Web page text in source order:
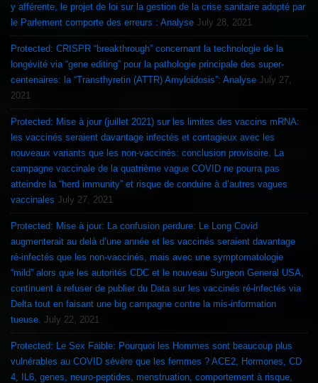
y afférente, le projet de loi sur la gestion de la crise sanitaire adopté par
le Parlement comporte des erreurs : Analyse July 28, 2021
Protected: CRISPR “breakthrough” concernant la technologie de la
longévité via “gene editing” pour la pathologie principale des super-
centenaires: la “Transthyretin (ATTR) Amyloidosis”: Analyse July 27,
2021
Protected: Mise à jour (juillet 2021) sur les limites des vaccins mRNA:
les vaccinés seraient davantage infectés et contagieux avec les
nouveaux variants que les non-vaccinés: conclusion provisoire. La
campagne vaccinale de la quatrième vague COVID ne pourra pas
atteindre la “herd immunity” et risque de conduire à d’autres vagues
vaccinales July 27, 2021
Protected: Mise à jour: La confusion perdure: Le Long Covid
augmenterait au delà d’une année et les vaccinés seraient davantage
ré-infectés que les non-vaccinés, mais avec une symptomatologie
“mild” alors que les autorités CDC et le nouveau Surgeon General USA,
continuent à refuser de publier du Data sur les vaccinés ré-infectés via
Delta tout en faisant une big campagne contre la mis-information
tueuse. July 22, 2021
Protected: Le Sex Faible: Pourquoi les Hommes sont beaucoup plus
vulnérables au COVID sévère que les femmes ? ACE2, Hormones, CD
4, IL6, genes, neuro-peptides, menstruation, comportement à risque,